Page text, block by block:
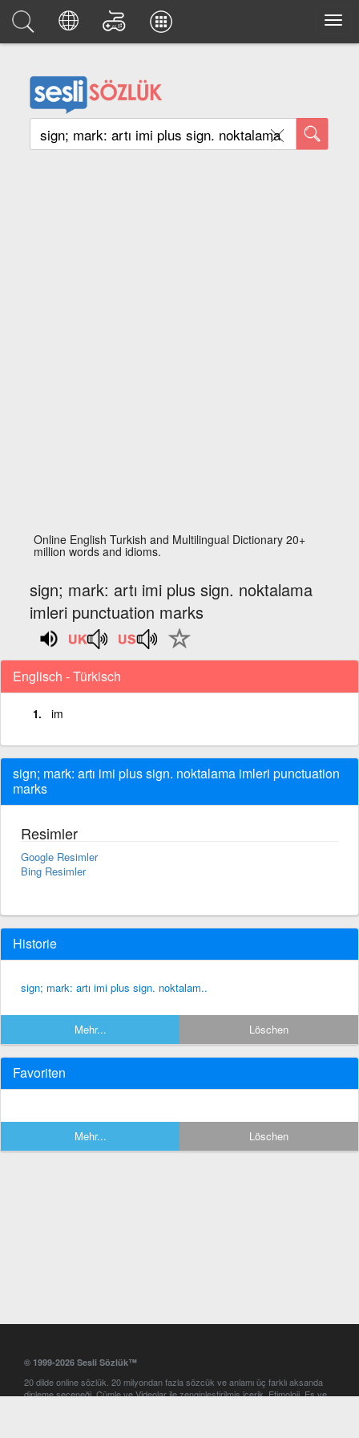
Online English Turkish and Multilingual Dictionary 20+
million words and idioms.
sign; mark: artı imi plus sign. noktalama
imleri punctuation marks
Englisch - Türkisch
im
sign; mark: artı imi plus sign. noktalama imleri punctuation
marks
Resimler
Google Resimler
Bing Resimler
Historie
sign; mark: artı imi plus sign. noktalam..
Mehr... Löschen
Favoriten
Mehr... Löschen
© 1999-2026 Sesli Sözlük™
20 dilde online sözlük. 20 milyondan fazla sözcük ve anlamı üç farklı aksanda
dinleme seçeneği. Cümle ve Videolar ile zenginleştirilmiş içerik. Etimoloji, Eş ve